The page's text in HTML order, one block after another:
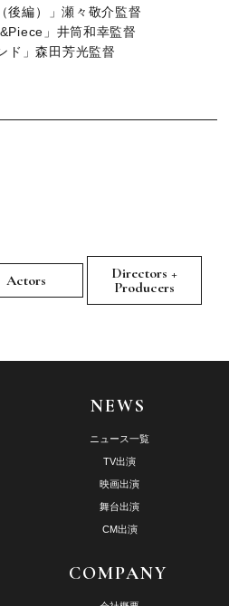
後編）」瀬々敬介監督
」井筒和幸監督
ンド」森田芳光監督
Actors
Directors +
Producers
NEWS
ニュース一覧
TV出演
映画出演
舞台出演
CM出演
COMPANY